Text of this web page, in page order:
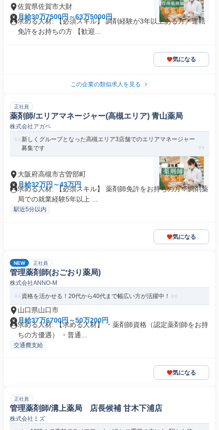
佐賀県佐賀市大財
月給30万7500円～63万5000円
求める人材: 【必須スキル】 調剤経験が3年以上ある方／運転
免許をお持ちの方 【歓迎...
気になる
この企業の類似求人を見る
正社員
薬剤師/エリアマネージャー(高槻エリア) 青山薬局
株式会社アガペ
新しくグループとなった高槻エリア3店舗でのエリアマネージャー
募集です
大阪府高槻市古曽部町
月給32万円～43万円
求める人材: 【必須スキル】 薬剤師免許をお持ちの方※調剤薬
局での就業経験5年以上 ...
駅近5分以内
気になる
NEW 正社員
管理薬剤師(おごおり薬局)
株式会社ANNO-M
資格を活かせる！20代から40代まで幅広い方が活躍中！
山口県山口市
月給37万6700円～50万200円
求める人材: 【求める人材】 ・薬剤師資格（認定薬剤師をお持
ちの方優遇） ・普通...
交通費支給
気になる
正社員
管理薬剤師/溝上薬局 店長候補 甘木下浦店
株式会社ミズ